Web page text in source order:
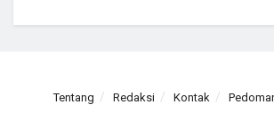
Tentang Redaksi Kontak